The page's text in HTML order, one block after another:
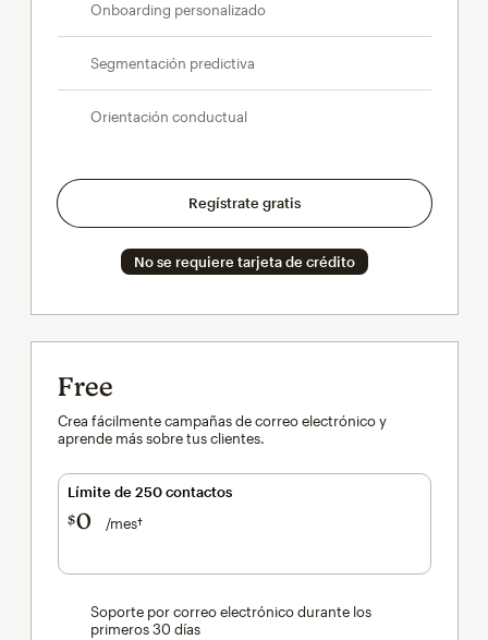
Onboarding personalizado
Segmentación predictiva
Orientación conductual
Regístrate gratis
No se requiere tarjeta de crédito
Free
Crea fácilmente campañas de correo electrónico y
aprende más sobre tus clientes.
Límite de 250 contactos
$0 /mes†
Soporte por correo electrónico durante los
primeros 30 días